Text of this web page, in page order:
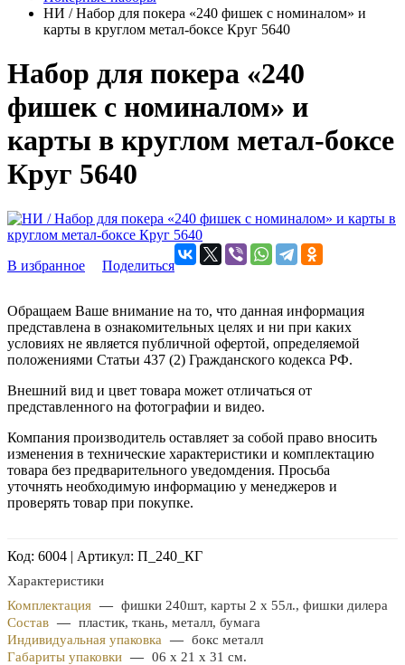
НИ / Набор для покера «240 фишек с номиналом» и
карты в круглом метал-боксе Круг 5640
Набор для покера «240
фишек с номиналом» и
карты в круглом метал-боксе
Круг 5640
В избранное Поделиться
Обращаем Ваше внимание на то, что данная информация
представлена в ознакомительных целях и ни при каких
условиях не является публичной офертой, определяемой
положениями Статьи 437 (2) Гражданского кодекса РФ.
Внешний вид и цвет товара может отличаться от
представленного на фотографии и видео.
Компания производитель оставляет за собой право вносить
изменения в технические характеристики и комплектацию
товара без предварительного уведомдения. Просьба
уточнять необходимую информацию у менеджеров и
проверять товар при покупке.
Код: 6004 | Артикул: П_240_КГ
Характеристики
Комплектация — фишки 240шт, карты 2 х 55л., фишки дилера
Состав — пластик, ткань, металл, бумага
Индивидуальная упаковка
— бокс металл
Габариты упаковки — 06 х 21 х 31 см.